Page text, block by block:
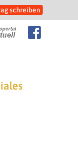
schreiben